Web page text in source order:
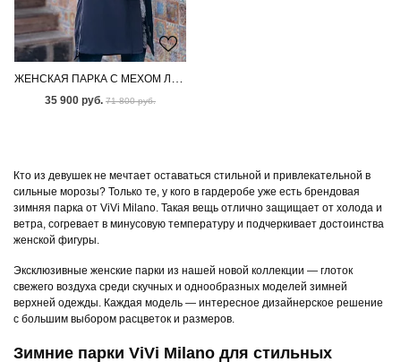
ЖЕНСКАЯ ПАРКА С МЕХОМ ЛИСЫ-ЧЕРНОБУРКИ
35 900 руб. 71 800 руб.
Кто из девушек не мечтает оставаться стильной и привлекательной в
сильные морозы? Только те, у кого в гардеробе уже есть брендовая
зимняя парка от ViVi Milano. Такая вещь отлично защищает от холода и
ветра, согревает в минусовую температуру и подчеркивает достоинства
женской фигуры.
Эксклюзивные женские парки из нашей новой коллекции — глоток
свежего воздуха среди скучных и однообразных моделей зимней
верхней одежды. Каждая модель — интересное дизайнерское решение
с большим выбором расцветок и размеров.
Зимние парки ViVi Milano для стильных